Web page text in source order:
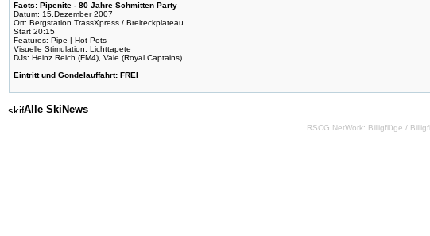
Facts: Pipenite - 80 Jahre Schmitten Party
Datum: 15.Dezember 2007
Ort: Bergstation TrassXpress / Breiteckplateau
Start 20:15
Features: Pipe | Hot Pots
Visuelle Stimulation: Lichttapete
DJs: Heinz Reich (FM4), Vale (Royal Captains)
Eintritt und Gondelauffahrt: FREI
Alle SkiNews
RSCG NetWork: Billigflüge /